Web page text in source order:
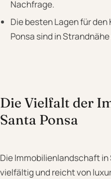
Nachfrage.
Die besten Lagen für
Ponsa sind in
Die Vielfalt der
Santa Ponsa
Die Immobilienlandschaft
vielfältig und reicht von